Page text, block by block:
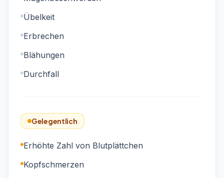
Übelkeit
Erbrechen
Blähungen
Durchfall
Gelegentlich
Erhöhte Zahl von Blutplättchen
Kopfschmerzen